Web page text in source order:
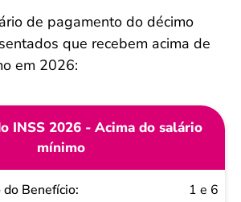
de pagamento do décimo
que recebem acima de
em 2026:
INSS 2026 - Acima do salário
mínimo
1 e 6